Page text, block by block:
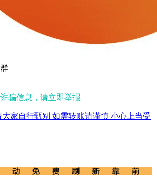
骗信息，请立即举报
家自行甄别 如需转账请谨慎 小心上当受